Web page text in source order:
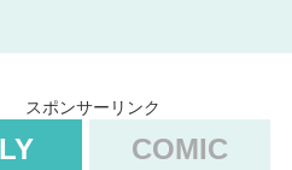
スポンサーリンク
COMIC